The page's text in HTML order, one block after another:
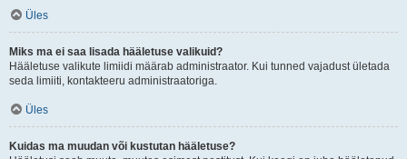
Üles
Miks ma ei saa lisada hääletuse valikuid?
Hääletuse valikute limiidi määrab administraator. Kui tunned vajadust ületada
seda limiiti, kontakteeru administraatoriga.
Üles
Kuidas ma muudan või kustutan hääletuse?